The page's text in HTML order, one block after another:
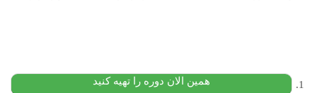
همین الان دوره را تهیه کنید